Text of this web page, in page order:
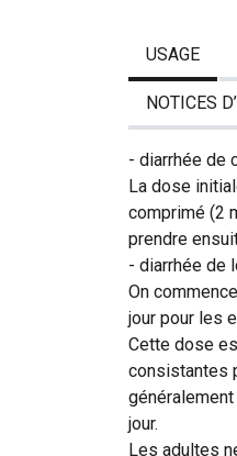
USAGE
NOTICES
- diarrhée de
La dose
comprimé (2
prendre
- diarrhée de
On
jour pour les
Cette dose
consistantes
jour.
Les adultes